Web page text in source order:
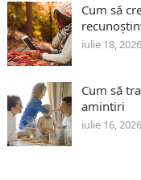
Cum să
iulie 18, 2026
Cum să
amintiri
iulie 16, 2026